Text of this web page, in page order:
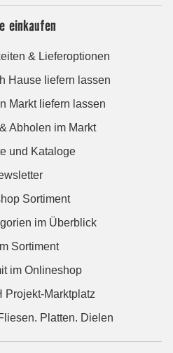
einkaufen
& Lieferoptionen
Hause liefern lassen
Markt liefern lassen
Abholen im Markt
und Kataloge
Sortiment
im Überblick
Sortiment
im Onlineshop
Projekt-Marktplatz
Platten. Dielen